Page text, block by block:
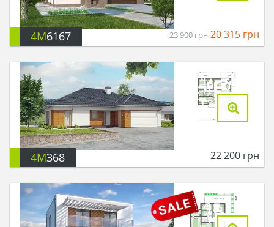
4M6167 23 900грн 20 315 грн
4M368 22 200 грн